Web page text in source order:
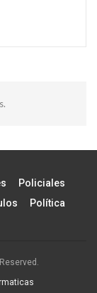
Policiales
Política